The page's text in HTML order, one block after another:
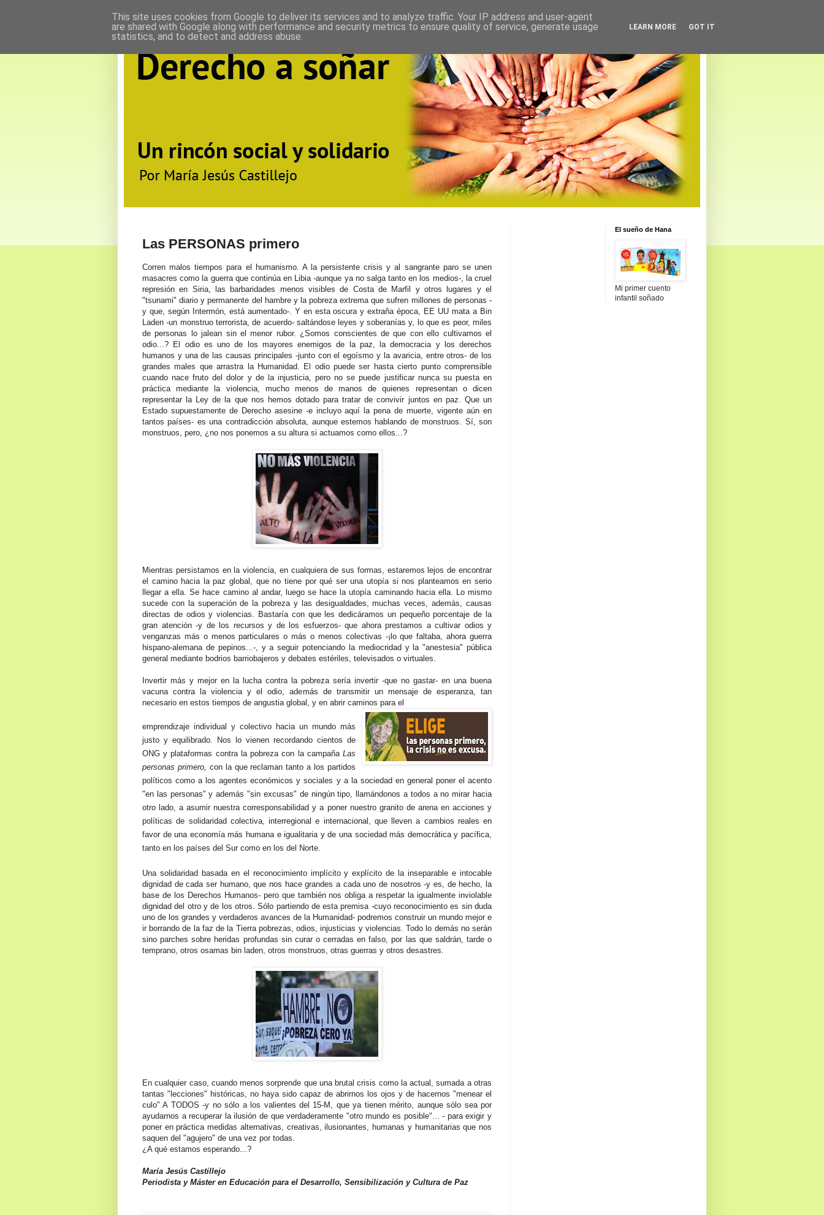
Las PERSONAS primero
Corren malos tiempos para el humanismo. A la persistente crisis y al sangrante paro se unen
masacres como la guerra que continúa en Libia -aunque ya no salga tanto en los medios-, la cruel
represión en Siria, las barbaridades menos visibles de Costa de Marfil y otros lugares y el
"tsunami" diario y permanente del hambre y la pobreza extrema que sufren millones de personas -
y que, según Intermón, está aumentado-. Y en esta oscura y extraña época, EE UU mata a Bin
Laden -un monstruo terrorista, de acuerdo- saltándose leyes y soberanías y, lo que es peor, miles
de personas lo jalean sin el menor rubor. ¿Somos conscientes de que con ello cultivamos el
odio...? El odio es uno de los mayores enemigos de la paz, la democracia y los derechos
humanos y una de las causas principales -junto con el egoísmo y la avaricia, entre otros- de los
grandes males que arrastra la Humanidad. El odio puede ser hasta cierto punto comprensible
cuando nace fruto del dolor y de la injusticia, pero no se puede justificar nunca su puesta en
práctica mediante la violencia, mucho menos de manos de quienes representan o dicen
representar la Ley de la que nos hemos dotado para tratar de convivir juntos en paz. Que un
Estado supuestamente de Derecho asesine -e incluyo aquí la pena de muerte, vigente aún en
tantos países- es una contradicción absoluta, aunque estemos hablando de monstruos. Sí, son
monstruos, pero, ¿no nos ponemos a su altura si actuamos como ellos...?
Mientras persistamos en la violencia, en cualquiera de sus formas, estaremos lejos de encontrar
el camino hacia la paz global, que no tiene por qué ser una utopía si nos planteamos en serio
llegar a ella. Se hace camino al andar, luego se hace la utopía caminando hacia ella. Lo mismo
sucede con la superación de la pobreza y las desigualdades, muchas veces, además, causas
directas de odios y violencias. Bastaría con que les dedicáramos un pequeño porcentaje de la
gran atención -y de los recursos y de los esfuerzos- que ahora prestamos a cultivar odios y
venganzas más o menos particulares o más o menos colectivas -¡lo que faltaba, ahora guerra
hispano-alemana de pepinos...-, y a seguir potenciando la mediocridad y la "anestesia" pública
general mediante bodrios barriobajeros y debates estériles, televisados o virtuales.
Invertir más y mejor en la lucha contra la pobreza sería invertir -que no gastar- en una buena
vacuna contra la violencia y el odio, además de transmitir un mensaje de esperanza, tan
necesario en estos tiempos de angustia global, y en abrir caminos para el
emprendizaje individual y colectivo hacia un mundo más
justo y equilibrado. Nos lo vienen recordando cientos de
ONG y plataformas contra la pobreza con la campaña Las
personas primero, con la que reclaman tanto a los partidos
políticos como a los agentes económicos y sociales y a la sociedad en general poner el acento
"en las personas" y además "sin excusas" de ningún tipo, llamándonos a todos a no mirar hacia
otro lado, a asumir nuestra corresponsabilidad y a poner nuestro granito de arena en acciones y
políticas de solidaridad colectiva, interregional e internacional, que lleven a cambios reales en
favor de una economía más humana e igualitaria y de una sociedad más democrática y pacífica,
tanto en los países del Sur como en los del Norte.
Una solidaridad basada en el reconocimiento implícito y explícito de la inseparable e intocable
dignidad de cada ser humano, que nos hace grandes a cada uno de nosotros -y es, de hecho, la
base de los Derechos Humanos- pero que también nos obliga a respetar la igualmente inviolable
dignidad del otro y de los otros. Sólo partiendo de esta premisa -cuyo reconocimiento es sin duda
uno de los grandes y verdaderos avances de la Humanidad- podremos construir un mundo mejor e
ir borrando de la faz de la Tierra pobrezas,odios, injusticias y violencias. Todo lo demás no serán
sino parches sobre heridas profundas sin curar o cerradas en falso, por las que saldrán, tarde o
temprano, otros osamas bin laden, otros monstruos, otras guerras y otros desastres.
En cualquier caso, cuando menos sorprende que una brutal crisis como la actual, sumada a otras
tantas "lecciones" históricas, no haya sido capaz de abrirnos los ojos y de hacernos "menear el
culo" A TODOS -y no sólo a los valientes del 15-M, que ya tienen mérito, aunque sólo sea por
ayudarnos a recuperar la ilusión de que verdaderamente "otro mundo es posible"... - para exigir y
poner en práctica medidas alternativas, creativas, ilusionantes, humanas y humanitarias que nos
saquen del "agujero" de una vez por todas.
¿A qué estamos esperando...?
María Jesús Castillejo
Periodista y Máster en Educación para el Desarrollo, Sensibilización y Cultura de Paz
El sueño de Hana
Mi primer cuento
infantil soñado
This site uses cookies from Google to deliver its services and to analyze traffic. Your IP address and user-agent
are shared with Google along with performance and security metrics to ensure quality of service, generate usage
statistics, and to detect and address abuse.
LEARN MORE GOT IT